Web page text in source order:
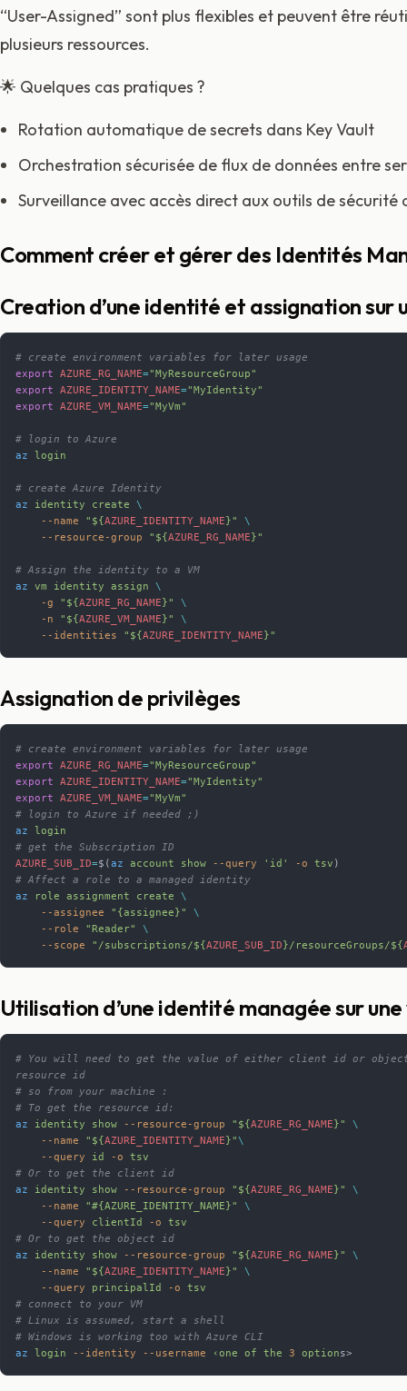
“User-Assigned” sont plus flexibles et peuvent être
plusieurs ressources.
🌟 Quelques cas pratiques ?
Rotation automatique de secrets dans Key Vault
Orchestration sécurisée de flux de données entre
Surveillance avec accès direct aux outils de sécurité
Comment créer et gérer des Identités
Creation d’une identité et assignation sur
# create environment variables for later usage
export AZURE_RG_NAME="MyResourceGroup"
export AZURE_IDENTITY_NAME="MyIdentity"
export AZURE_VM_NAME="MyVm"
# login to Azure
az login
# create Azure Identity
az identity create \
    --name
"${AZURE_IDENTITY_NAME}"
\
    --resource-group
"${AZURE_RG_NAME}"
# Assign the identity to a VM
az vm identity assign \
    -g
"${AZURE_RG_NAME}"
\
    -n
"${AZURE_VM_NAME}"
\
    --identities
"${AZURE_IDENTITY_NAME}"
Assignation de privilèges
# create environment variables for later usage
export AZURE_RG_NAME="MyResourceGroup"
export AZURE_IDENTITY_NAME="MyIdentity"
export AZURE_VM_NAME="MyVm"
# login to Azure if needed ;)
az login
# get the Subscription ID
AZURE_SUB_ID=$(az account show --query 'id' -o tsv )
# Affect a role to a managed identity
az role assignment create \
    --assignee
"{assignee}"
\
    --role
"Reader"
\
    --scope
"/subscriptions/${AZURE_SUB_ID}/resourceGroups/${
Utilisation d’une identité managée sur une
# You will need to get the value of either client id or
resource id
# so from your machine :
# To get the resource id:
az identity show --resource-group "${AZURE_RG_NAME}"
\
    --name
"${AZURE_IDENTITY_NAME}"\
    --query
id -o tsv
# Or to get the client id
az identity show --resource-group "${AZURE_RG_NAME}"
\
    --name
"#{AZURE_IDENTITY_NAME}"
\
    --query
clientId -o tsv
# Or to get the object id
az identity show --resource-group "${AZURE_RG_NAME}"
\
    --name
"${AZURE_IDENTITY_NAME}"
\
    --query
principalId -o tsv
# connect to your VM
# Linux is assumed, start a shell
# Windows is working too with Azure CLI
az login --identity --username ‹one of the 3 options>